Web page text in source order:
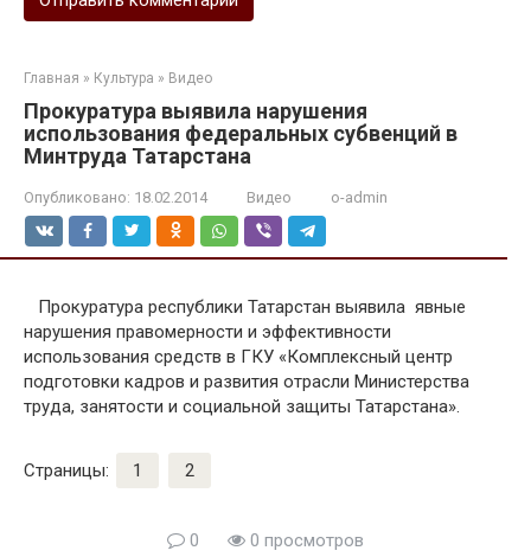
Главная » Культура » Видео
Прокуратура выявила нарушения
использования федеральных субвенций в
Минтруда Татарстана
Опубликовано: 18.02.2014 Видео o-admin
Прокуратура республики Татарстан выявила явные
нарушения правомерности и эффективности
использования средств в ГКУ «Комплексный центр
подготовки кадров и развития отрасли Министерства
труда, занятости и социальной защиты Татарстана».
Страницы: 1 2
0 0 просмотров